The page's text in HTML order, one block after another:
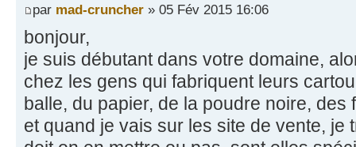
par mad-cruncher » 05 Fév 2015 16:06
bonjour,
je suis débutant dans votre domaine,
chez les gens qui fabriquent leurs
balle, du papier, de la poudre noire, des
et quand je vais sur les site de vente, je